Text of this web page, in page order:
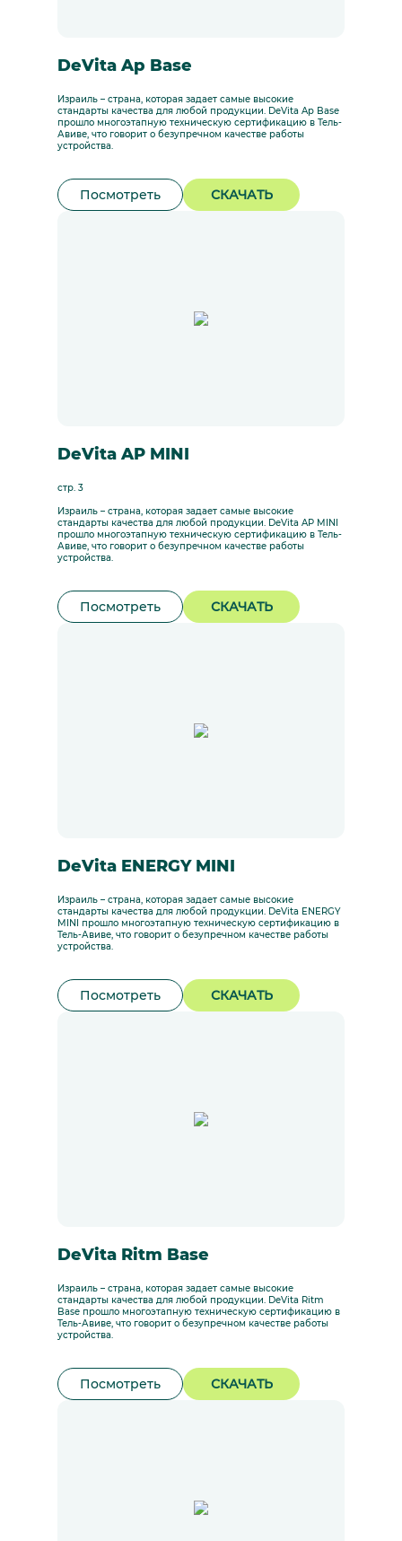
DeVita Ap Base
Израиль – страна, которая задает самые высокие
стандарты качества для любой продукции. DeVita Ap Base
прошло многоэтапную техническую сертификацию в Тель-
Авиве, что говорит о безупречном качестве работы
устройства.
Посмотреть СКАЧАТЬ
DeVita AP MINI
стр. 3
Израиль – страна, которая задает самые высокие
стандарты качества для любой продукции. DeVita AP MINI
прошло многоэтапную техническую сертификацию в Тель-
Авиве, что говорит о безупречном качестве работы
устройства.
Посмотреть СКАЧАТЬ
DeVita ENERGY MINI
Израиль – страна, которая задает самые высокие
стандарты качества для любой продукции. DeVita ENERGY
MINI прошло многоэтапную техническую сертификацию в
Тель-Авиве, что говорит о безупречном качестве работы
устройства.
Посмотреть СКАЧАТЬ
DeVita Ritm Base
Израиль – страна, которая задает самые высокие
стандарты качества для любой продукции. DeVita Ritm
Base прошло многоэтапную техническую сертификацию в
Тель-Авиве, что говорит о безупречном качестве работы
устройства.
Посмотреть СКАЧАТЬ